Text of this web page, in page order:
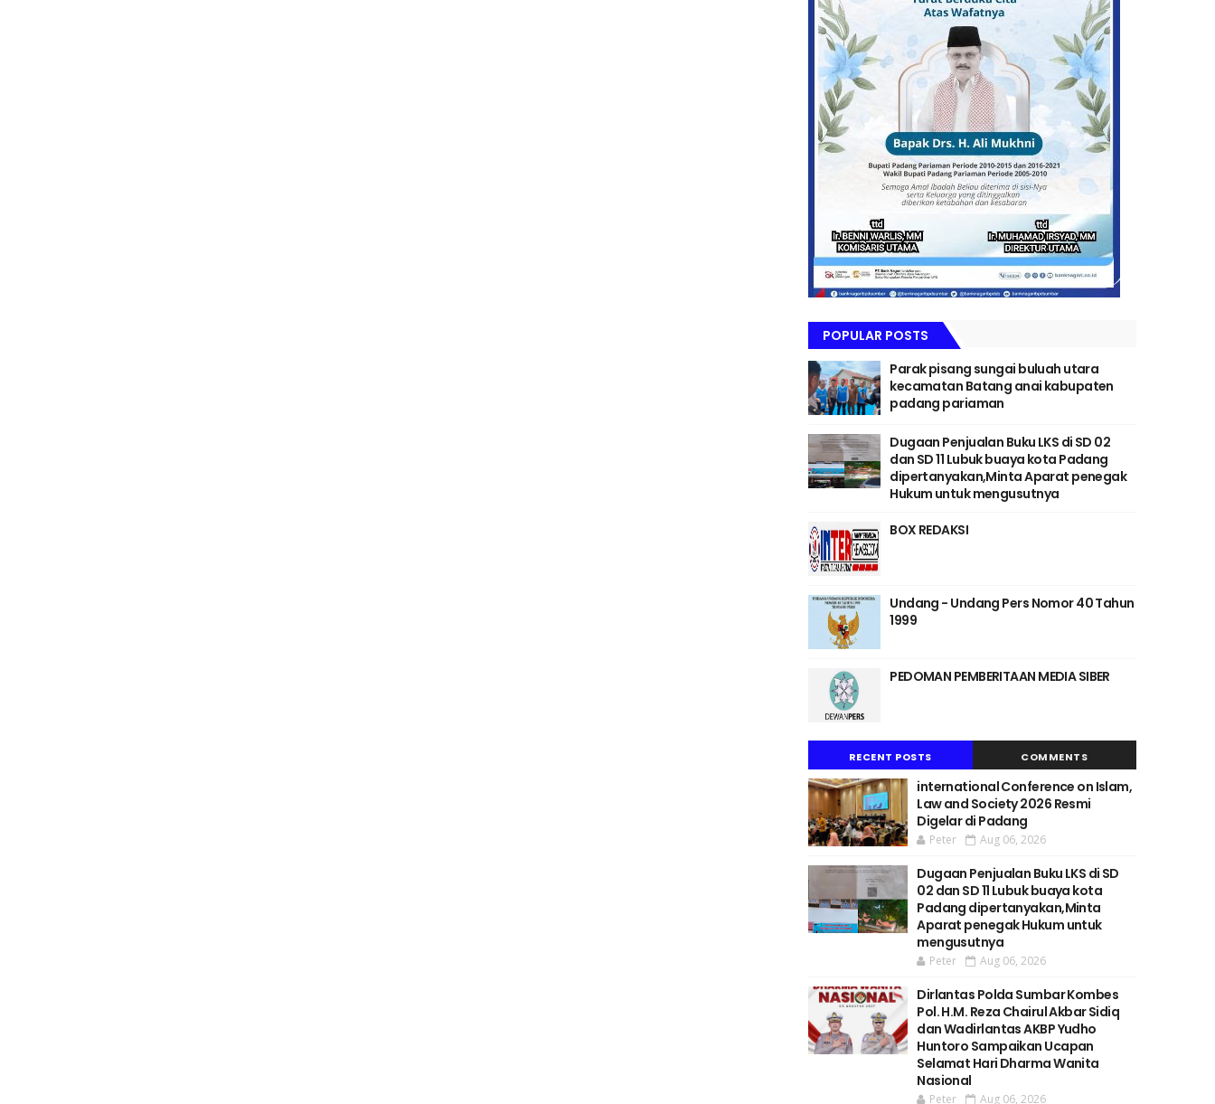
POPULAR POSTS
Parak pisang sungai buluah utara
kecamatan Batang anai kabupaten
padang pariaman
Dugaan Penjualan Buku LKS di SD 02
dan SD 11 Lubuk buaya kota Padang
dipertanyakan,Minta Aparat penegak
Hukum untuk mengusutnya
BOX REDAKSI
Undang - Undang Pers Nomor 40 Tahun
1999
PEDOMAN PEMBERITAAN MEDIA SIBER
RECENT POSTS COMMENTS
international Conference on Islam,
Law and Society 2026 Resmi
Digelar di Padang
Peter Aug 06, 2026
Dugaan Penjualan Buku LKS di SD
02 dan SD 11 Lubuk buaya kota
Padang dipertanyakan,Minta
Aparat penegak Hukum untuk
mengusutnya
Peter Aug 06, 2026
Dirlantas Polda Sumbar Kombes
Pol. H.M. Reza Chairul Akbar Sidiq
dan Wadirlantas AKBP Yudho
Huntoro Sampaikan Ucapan
Selamat Hari Dharma Wanita
Nasional
Peter Aug 06, 2026